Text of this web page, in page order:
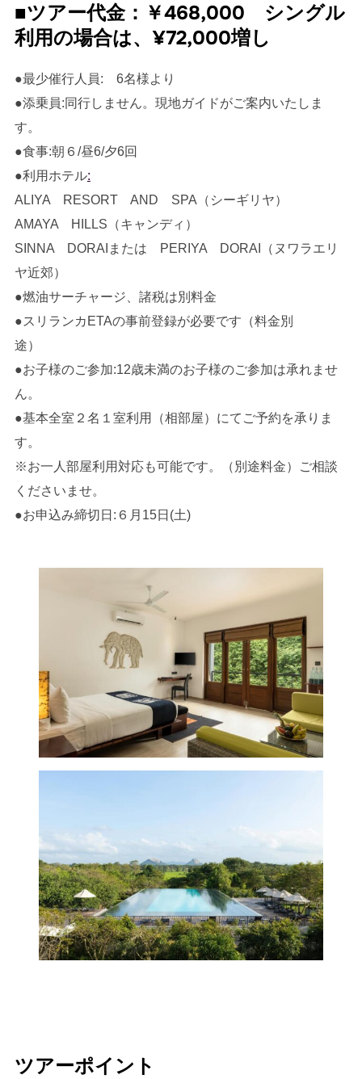
■ツアー代金：￥468,000 シングル
利用の場合は、¥72,000増し
●最少催行人員: 6名様より
●添乗員:同行しません。現地ガイドがご案内いたしま
す。
●食事:朝６/昼6/夕6回
●利用ホテル:
ALIYA RESORT AND SPA（シーギリヤ）
AMAYA HILLS（キャンディ）
SINNA DORAIまたは PERIYA DORAI（ヌワラエリ
ヤ近郊）
●燃油サーチャージ、諸税は別料金
●スリランカETAの事前登録が必要です（料金別
途）
●お子様のご参加:12歳未満のお子様のご参加は承れませ
ん。
●基本全室２名１室利用（相部屋）にてご予約を承りま
す。
※お一人部屋利用対応も可能です。（別途料金）ご相談
くださいませ。
●お申込み締切日:６月15日(土)
ツアーポイント